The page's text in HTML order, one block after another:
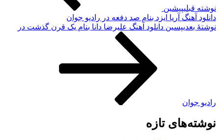
نوشته قبلیپیشین
دانلود آهنگ آریا ایزد بنام صد دفعه در رادیو جوان
نوشته‌ٔ بعدیپسین دانلود آهنگ علیرضا دانا بنام یک قرن گذشت در
رادیو جوان
نوشته‌های تازه